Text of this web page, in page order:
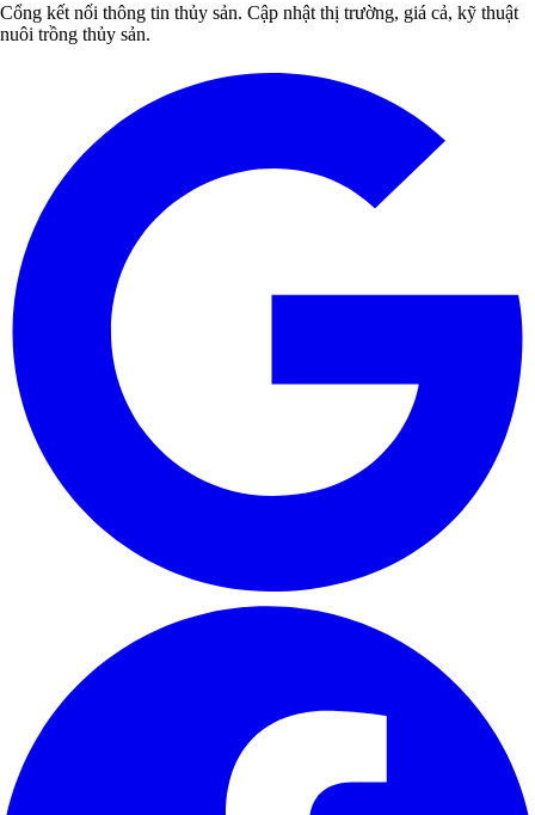
Cổng kết nối thông tin thủy sản. Cập nhật thị trường, giá cả, kỹ thuật
nuôi trồng thủy sản.